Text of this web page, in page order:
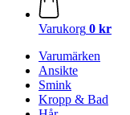
Varukorg 0 kr
Varumärken
Ansikte
Smink
Kropp & Bad